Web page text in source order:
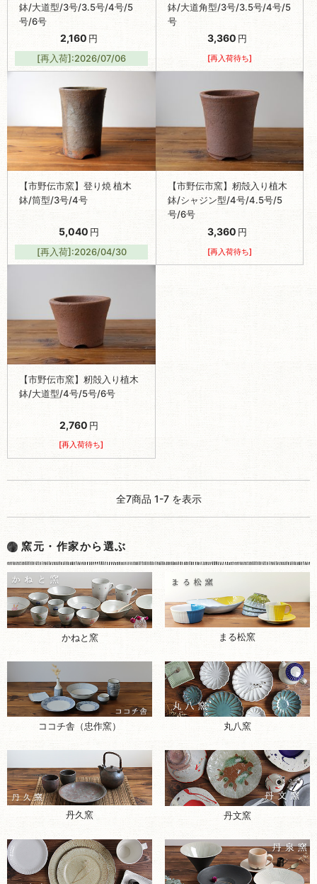
鉢/大道型/3号/3.5号/4号/5
号/6号
2,160 円
[再入荷]:2026/07/06
鉢/大道角型/3号/3.5号/4号/5
号
3,360 円
[再入荷待ち]
【市野伝市窯】登り焼 植木
鉢/筒型/3号/4号
5,040 円
[再入荷]:2026/04/30
【市野伝市窯】籾殻入り植木
鉢/シャジン型/4号/4.5号/5
号/6号
3,360 円
[再入荷待ち]
【市野伝市窯】籾殻入り植木
鉢/大道型/4号/5号/6号
2,760 円
[再入荷待ち]
全7商品 1-7 を表示
窯元・作家から選ぶ
かねと窯 まる松窯
ココチ舎（忠作窯） 丸八窯
丹久窯 丹文窯